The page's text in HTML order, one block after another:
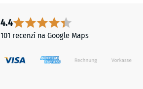
4.4
101 recenzí na Google Maps